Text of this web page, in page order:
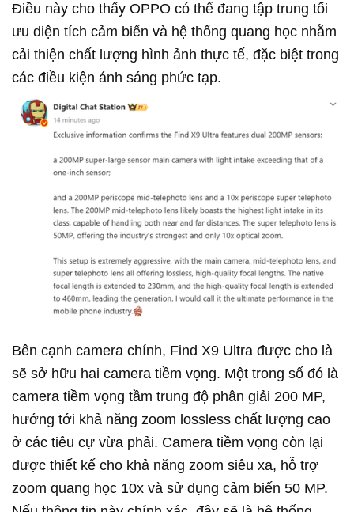
Điều này cho thấy OPPO có thể đang tập trung tối
ưu diện tích cảm biến và hệ thống quang học nhằm
cải thiện chất lượng hình ảnh thực tế, đặc biệt trong
các điều kiện ánh sáng phức tạp.
Bên cạnh camera chính, Find X9 Ultra được cho là
sẽ sở hữu hai camera tiềm vọng. Một trong số đó là
camera tiềm vọng tầm trung độ phân giải 200 MP,
hướng tới khả năng zoom lossless chất lượng cao
ở các tiêu cự vừa phải. Camera tiềm vọng còn lại
được thiết kế cho khả năng zoom siêu xa, hỗ trợ
zoom quang học 10x và sử dụng cảm biến 50 MP.